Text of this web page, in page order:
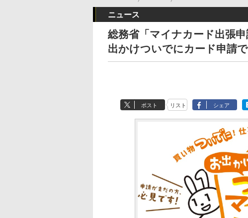
ニュース
総務省「マイナカード出張
出かけついでにカード申請
ポスト リスト シェア